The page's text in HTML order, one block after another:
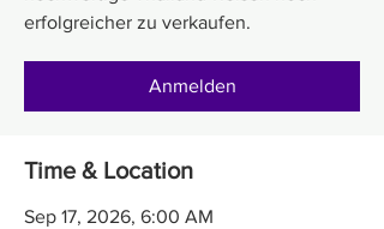
erfolgreicher zu verkaufen.
Anmelden
Time & Location
Sep 17, 2026, 6:00 AM